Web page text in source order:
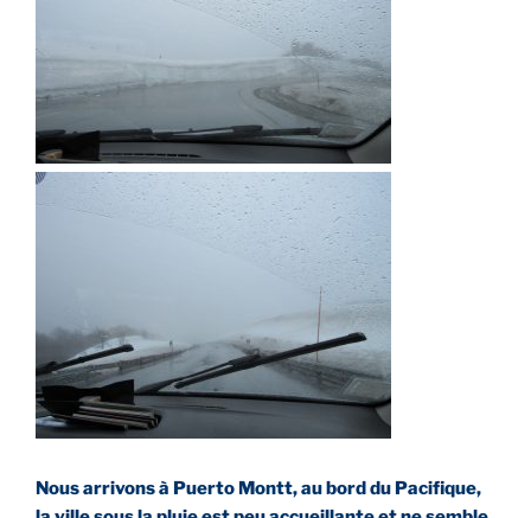
Nous arrivons à Puerto Montt, au bord du Pacifique,